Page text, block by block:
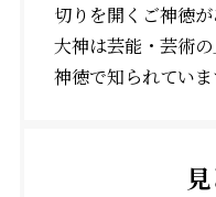
切りを開くご神徳
大神は芸能・芸術
神徳で知られていま